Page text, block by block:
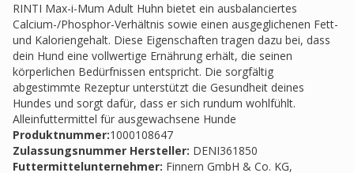
RINTI Max-i-Mum Adult Huhn bietet ein ausbalanciertes
Calcium-/Phosphor-Verhältnis sowie einen ausgeglichenen Fett-
und Kaloriengehalt. Diese Eigenschaften tragen dazu bei, dass
dein Hund eine vollwertige Ernährung erhält, die seinen
körperlichen Bedürfnissen entspricht. Die sorgfältig
abgestimmte Rezeptur unterstützt die Gesundheit deines
Hundes und sorgt dafür, dass er sich rundum wohlfühlt.
Alleinfuttermittel für ausgewachsene Hunde
Produktnummer:1000108647
Zulassungsnummer Hersteller: DENI361850
Futtermittelunternehmer: Finnern GmbH & Co. KG,